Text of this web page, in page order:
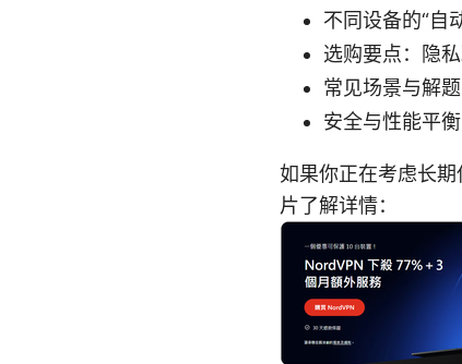
不同设备的“自
选购要点：隐
常见场景与解
安全与性能平
如果你正在考虑长
片了解详情：